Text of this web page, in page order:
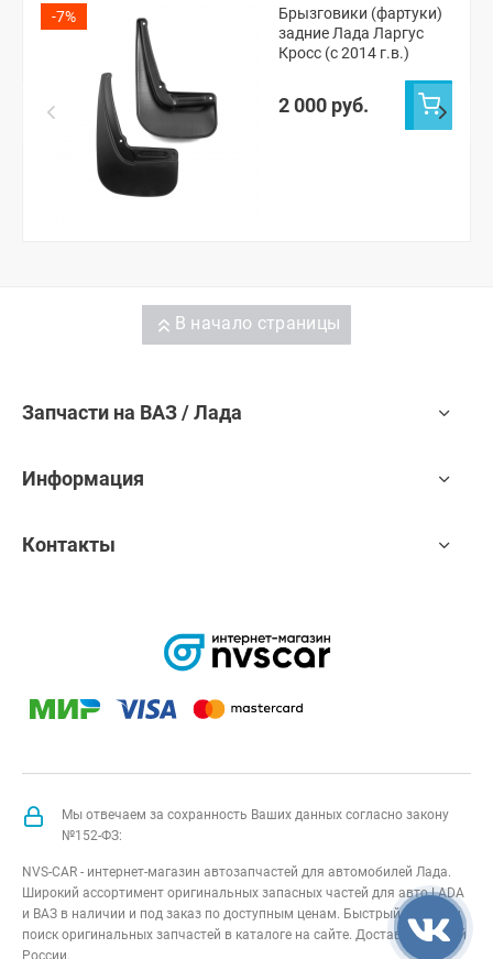
-7%
Брызговики (фартуки)
задние Лада Ларгус
Кросс (с 2014 г.в.)
2 000 руб.
В начало страницы
Запчасти на ВАЗ / Лада
Информация
Контакты
Мы отвечаем за сохранность Ваших данных согласно закону
№152-ФЗ:
NVS-CAR - интернет-магазин автозапчастей для автомобилей Лада.
Широкий ассортимент оригинальных запасных частей для авто LADA
и ВАЗ в наличии и под заказ по доступным ценам. Быстрый подбор и
поиск оригинальных запчастей в каталоге на сайте. Доставка по всей
России.